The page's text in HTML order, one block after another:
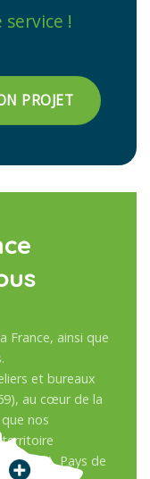
!
PROJET
France, ainsi que
et bureaux
au cœur de la
nos
(Paris), Pays de